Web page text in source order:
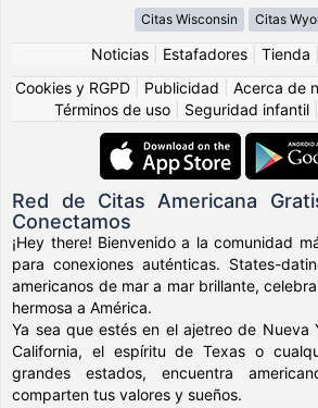
Citas Wisconsin Citas
Noticias Estafadores Tienda
Cookies y RGPD
Publicidad Acerca de
Términos de uso
Seguridad infantil
Red de Citas Americana
Conectamos
¡Hey there! Bienvenido a la comunidad
para conexiones auténticas. States-
americanos de mar a mar brillante,
hermosa a América.
Ya sea que estés en el ajetreo de Nueva
California, el espíritu de Texas o
grandes estados, encuentra
comparten tus valores y sueños.